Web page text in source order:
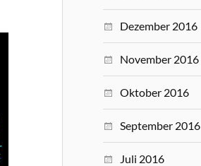
Dezember 2016
November 2016
Oktober 2016
September 2016
Juli 2016